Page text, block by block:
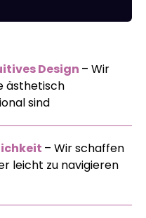
Design – Wir
ästhetisch
sind
– Wir schaffen
leicht zu navigieren